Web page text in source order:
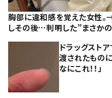
胸部に違和感を覚えた女性。
しその後…判明した”まさか
ドラッグスト
渡されたものに
なにこれ！！」